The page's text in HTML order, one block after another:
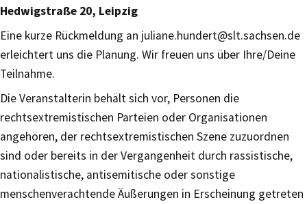
Hedwigstraße 20, Leipzig
Eine kurze Rückmeldung an juliane.hundert@slt.sachsen.de
erleichtert uns die Planung. Wir freuen uns über Ihre/Deine
Teilnahme.
Die Veranstalterin behält sich vor, Personen die
rechtsextremistischen Parteien oder Organisationen
angehören, der rechtsextremistischen Szene zuzuordnen
sind oder bereits in der Vergangenheit durch rassistische,
nationalistische, antisemitische oder sonstige
menschenverachtende Äußerungen in Erscheinung getreten